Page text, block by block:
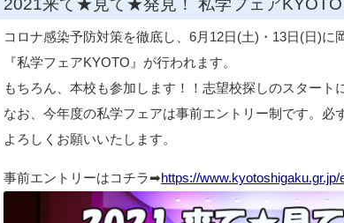
2021来て★見て★発見！ 私学フェアKYOTO
コロナ感染予防対策を徹底し、6月12日(土)・13日(日)に
『私学フェアKYOTO』が行われます。
もちろん、本校も参加します！！志望校探しのスタート
なお、今年度の私学フェアは事前エントリー制です。必
よろしくお願いいたします。
事前エントリーはコチラ➡https://www.kyotoshigaku.gr.jp/